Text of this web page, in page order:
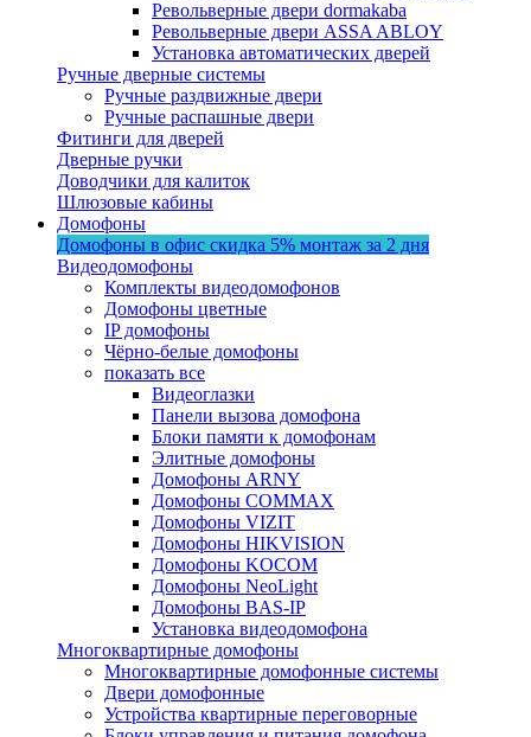
Револьверные двери dormakaba
Револьверные двери ASSA ABLOY
Установка автоматических дверей
Ручные дверные системы
Ручные раздвижные двери
Ручные распашные двери
Фитинги для дверей
Дверные ручки
Доводчики для калиток
Шлюзовые кабины
Домофоны
Домофоны в офис скидка 5% монтаж за 2 дня
Видеодомофоны
Комплекты видеодомофонов
Домофоны цветные
IP домофоны
Чёрно-белые домофоны
показать все
Видеоглазки
Панели вызова домофона
Блоки памяти к домофонам
Элитные домофоны
Домофоны ARNY
Домофоны COMMAX
Домофоны VIZIT
Домофоны HIKVISION
Домофоны KOCOM
Домофоны NeoLight
Домофоны BAS-IP
Установка видеодомофона
Многоквартирные домофоны
Многоквартирные домофонные системы
Двери домофонные
Устройства квартирные переговорные